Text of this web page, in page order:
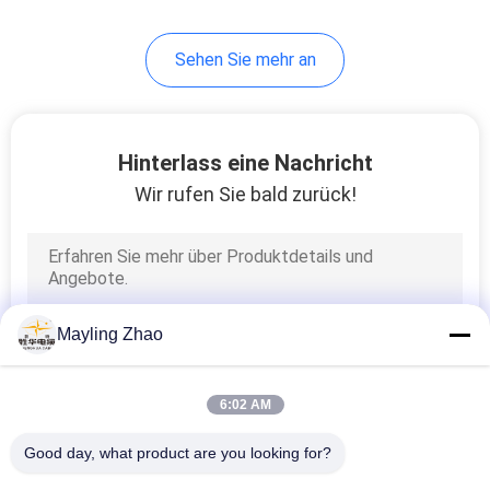
Gummi umhülltes
Steuerleitungen
Sehen Sie mehr an
Hinterlass eine Nachricht
Wir rufen Sie bald zurück!
Mayling Zhao
6:02 AM
Good day, what product are you looking for?